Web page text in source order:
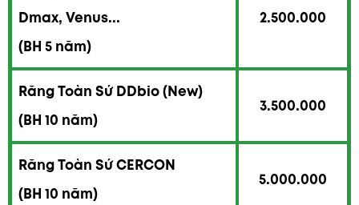
Dmax, Venus...
(BH 5 năm)
2.500.000
Răng Toàn Sứ DDbio (New)
(BH 10 năm)
3.500.000
Răng Toàn Sứ CERCON
(BH 10 năm)
5.000.000